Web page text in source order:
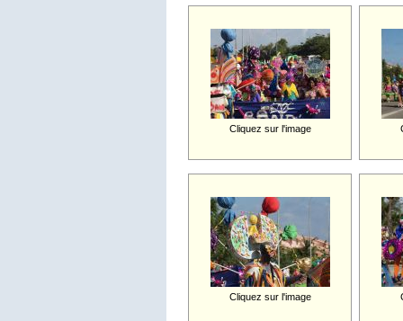
Cliquez sur l'image
Cliquez sur l'image